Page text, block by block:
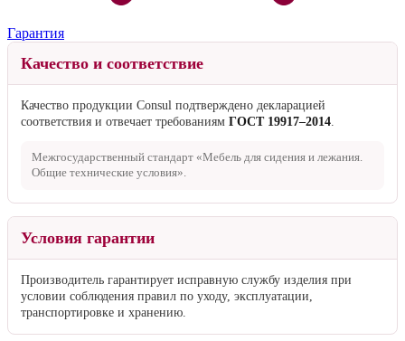
Гарантия
Качество и соответствие
Качество продукции Consul подтверждено декларацией
соответствия и отвечает требованиям ГОСТ 19917–2014.
Межгосударственный стандарт «Мебель для сидения и лежания.
Общие технические условия».
Условия гарантии
Производитель гарантирует исправную службу изделия при
условии соблюдения правил по уходу, эксплуатации,
транспортировке и хранению.